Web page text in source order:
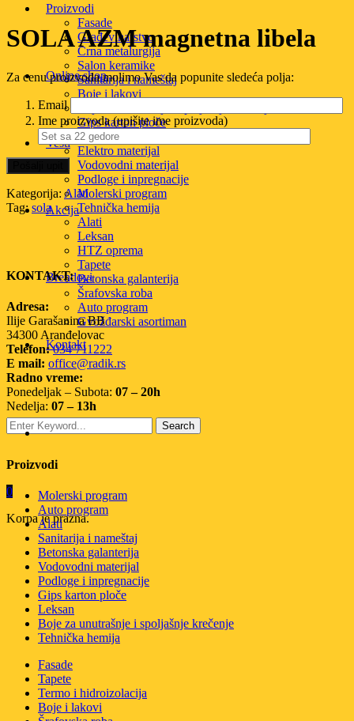
Proizvodi
Fasade
Građevinarstvo
Crna metalurgija
Salon keramike
Sanitarija i nameštaj
Boje i lakovi
Gips karton ploče
Termo i hidroizolacija
Elektro materijal
Vodovodni materijal
Podloge i inpregnacije
Molerski program
Tehnička hemija
Alati
Leksan
HTZ oprema
Tapete
Betonska galanterija
Šrafovska roba
Auto program
Gvožđarski asortiman
Online shop
Vesti
Akcija
Brendovi
Kontakt
0
Korpa je prazna.
SOLA AZM magnetna libela
Za cenu proizvoda molimo Vas da popunite sledeća polja:
Email
Ime proizvoda (upišite ime proizvoda)
Kategorija: Alati
Tag:sola
KONTAKT:
Adresa:
Ilije Garašanina BB
34300 Aranđelovac
Telefon: 034 711222
E mail: office@radik.rs
Radno vreme:
Ponedeljak – Subota: 07 – 20h
Nedelja: 07 – 13h
Proizvodi
Molerski program
Auto program
Alati
Sanitarija i nameštaj
Betonska galanterija
Vodovodni materijal
Podloge i inpregnacije
Gips karton ploče
Leksan
Boje za unutrašnje i spoljašnje krečenje
Tehnička hemija
Fasade
Tapete
Termo i hidroizolacija
Boje i lakovi